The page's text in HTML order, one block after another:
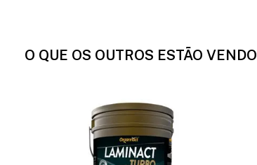
O QUE OS OUTROS ESTÃO VENDO